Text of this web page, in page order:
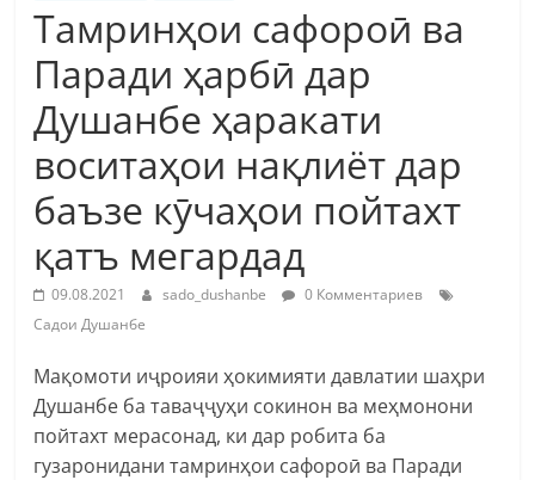
Тамринҳои сафороӣ ва
Паради ҳарбӣ дар
Душанбе ҳаракати
воситаҳои нақлиёт дар
баъзе кӯчаҳои пойтахт
қатъ мегардад
09.08.2021 sado_dushanbe
0 Комментариев
Садои Душанбе
Мақомоти иҷроияи ҳокимияти давлатии шаҳри
Душанбе ба таваҷҷуҳи сокинон ва меҳмонони
пойтахт мерасонад, ки дар робита ба
гузаронидани тамринҳои сафороӣ ва Паради